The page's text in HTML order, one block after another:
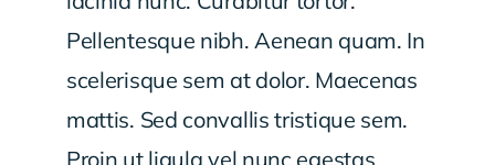
Pellentesque nibh. Aenean quam. In
scelerisque sem at dolor. Maecenas
mattis. Sed convallis tristique sem.
Proin ut ligula vel nunc egestas